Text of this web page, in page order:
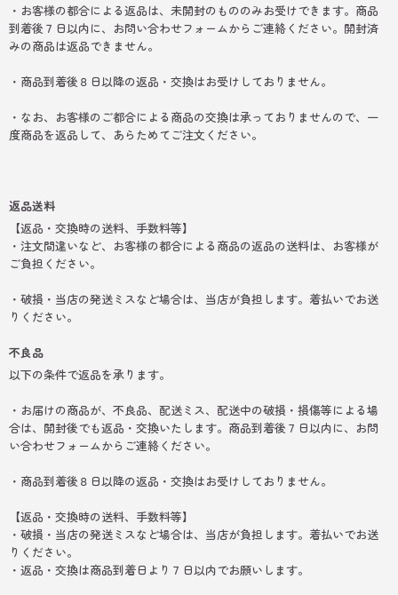
・お客様の都合による返品は、未開封のもののみお受けできます。商品
到着後７日以内に、お問い合わせフォームからご連絡ください。開封済
みの商品は返品できません。
・商品到着後８日以降の返品・交換はお受けしておりません。
・なお、お客様のご都合による商品の交換は承っておりませんので、一
度商品を返品して、あらためてご注文ください。
返品送料
【返品・交換時の送料、手数料等】
・注文間違いなど、お客様の都合による商品の返品の送料は、お客様が
ご負担ください。
・破損・当店の発送ミスなど場合は、当店が負担します。着払いでお送
りください。
不良品
以下の条件で返品を承ります。
・お届けの商品が、不良品、配送ミス、配送中の破損・損傷等による場
合は、開封後でも返品・交換いたします。商品到着後７日以内に、お問
い合わせフォームからご連絡ください。
・商品到着後８日以降の返品・交換はお受けしておりません。
【返品・交換時の送料、手数料等】
・破損・当店の発送ミスなど場合は、当店が負担します。着払いでお送
りください。
・返品・交換は商品到着日より７日以内でお願いします。